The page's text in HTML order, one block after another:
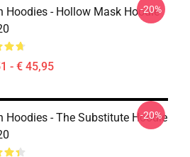
Hoodies - Hollow Mask Hoodie
- € 45,95
-20%
Hoodies - The Substitute Hoodie
-20%